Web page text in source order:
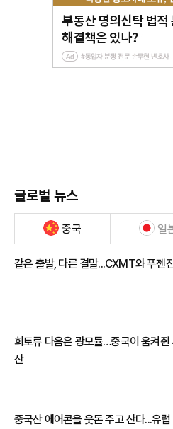
글로벌 뉴스
중국 일
같은 출발, 다른 결말...CXMT와 푸젠
희토류 다음은 광모듈…중국이 움켜쥔
산
중국산 에어콘을 웃돈 주고 산다...유럽